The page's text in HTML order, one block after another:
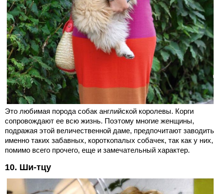
Это любимая порода собак английской королевы. Корги
сопровождают ее всю жизнь. Поэтому многие женщины,
подражая этой величественной даме, предпочитают заводить
именно таких забавных, короткопалых собачек, так как у них,
помимо всего прочего, еще и замечательный характер.
10. Ши-тцу